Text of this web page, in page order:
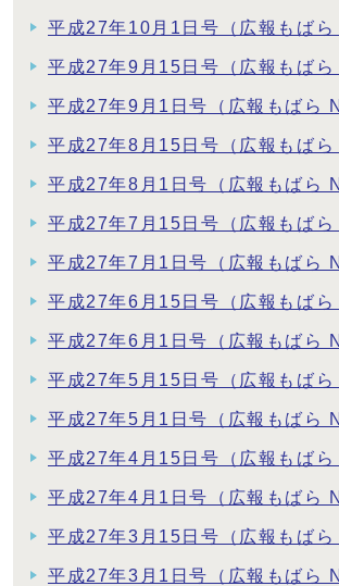
平成27年10月1日号（広報もばら
平成27年9月15日号（広報もばら
平成27年9月1日号（広報もばら
平成27年8月15日号（広報もばら
平成27年8月1日号（広報もばら
平成27年7月15日号（広報もばら
平成27年7月1日号（広報もばら
平成27年6月15日号（広報もばら
平成27年6月1日号（広報もばら
平成27年5月15日号（広報もばら
平成27年5月1日号（広報もばら
平成27年4月15日号（広報もばら
平成27年4月1日号（広報もばら
平成27年3月15日号（広報もばら
平成27年3月1日号（広報もばら